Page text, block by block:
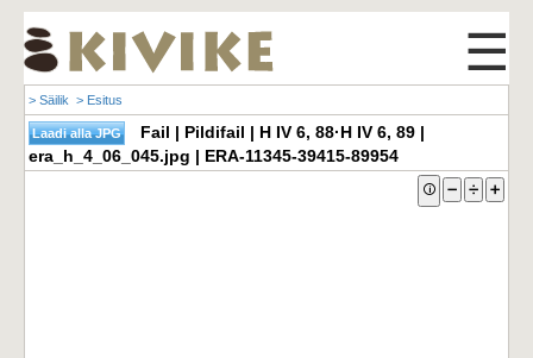
☰
> Säilik > Esitus
Fail | Pildifail | H IV 6, 88·H IV 6, 89 |
era_h_4_06_045.jpg | ERA-11345-39415-89954